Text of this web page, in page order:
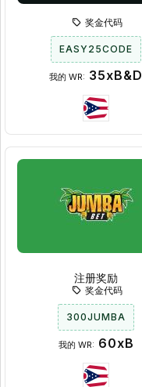
奖金代码
EASY25CODE
我的 WR: 35xB&D
注册奖励
奖金代码
300JUMBA
我的 WR: 60xB